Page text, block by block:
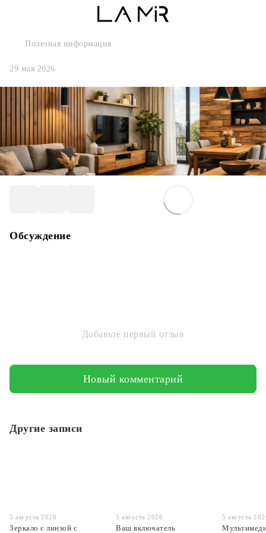
Полезная информация
29 мая 2026
Обсуждение
Добавьте первый отзыв
Новый комментарий
Другие записи
5 августа 2026
Зеркало с линзой с
5 августа 2026
Ваш включатель
5 августа